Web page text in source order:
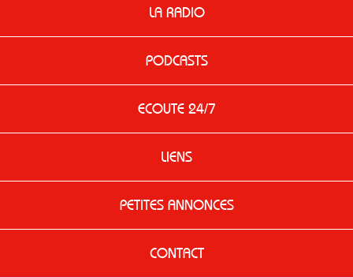
LA RADIO
PODCASTS
ECOUTE 24/7
LIENS
PETITES ANNONCES
CONTACT